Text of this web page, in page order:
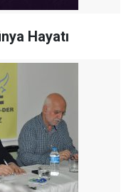
Hayatı